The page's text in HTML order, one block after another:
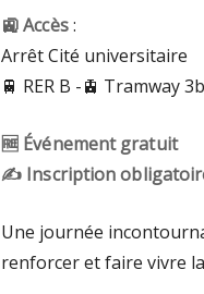
🚉 Accès:
Arrêt Cité universitaire
🚆 RER B -🚊 Tramway 3b
🆓 Événement gratuit
✍️ Inscription
Une journée
renforcer et faire vivre